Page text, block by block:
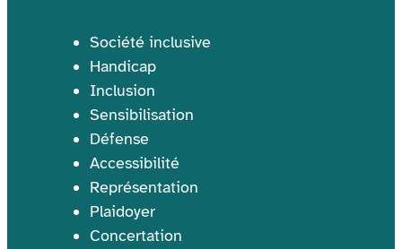
Société inclusive
Handicap
Inclusion
Sensibilisation
Défense
Accessibilité
Représentation
Plaidoyer
Concertation